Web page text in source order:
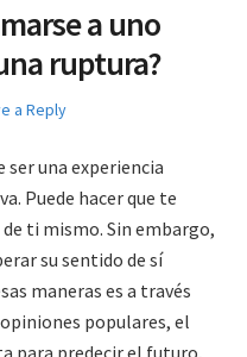
a uno
ruptura?
a Reply
una experiencia
Puede hacer que te
ti mismo. Sin embargo,
su sentido de sí
maneras es a través
populares, el
para predecir el futuro,